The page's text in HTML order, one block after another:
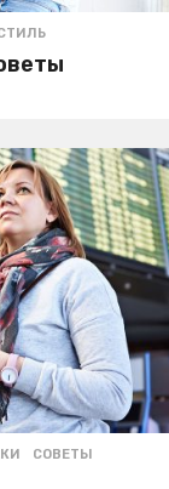
,СОВЕТЫ